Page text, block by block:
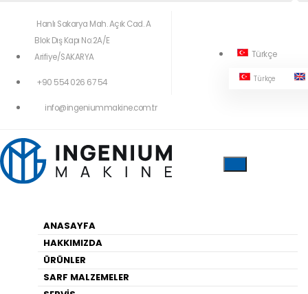
Hanlı Sakarya Mah. Açık Cad. A
Blok Dış Kapı No:2A/E
Arifiye/SAKARYA
+90 554 026 67 54
info@ingeniummakine.com.tr
Türkçe
Türkçe
ANASAYFA
HAKKIMIZDA
ÜRÜNLER
SARF MALZEMELER
404!
Yapabilirsiniz
Anasayfa